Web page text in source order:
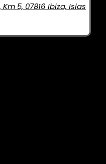
5, 07816 Ibiza, Islas